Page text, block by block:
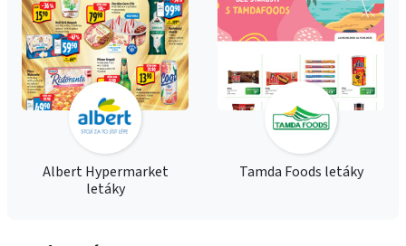
Albert Hypermarket
letáky
Tamda Foods letáky